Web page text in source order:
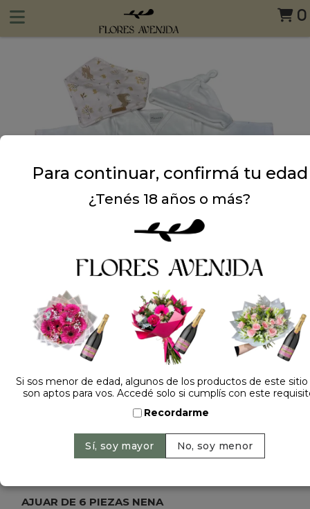
0
AJUAR DE 6 PIEZAS NENA
Para continuar, confirmá tu edad
¿Tenés 18 años o más?
Si sos menor de edad, algunos de los productos de este
son aptos para vos. Accedé solo si cumplís con este
Recordarme